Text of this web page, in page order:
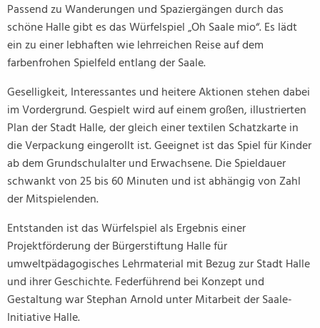
Passend zu Wanderungen und Spaziergängen durch das
schöne Halle gibt es das Würfelspiel „Oh Saale mio“. Es lädt
ein zu einer lebhaften wie lehrreichen Reise auf dem
farbenfrohen Spielfeld entlang der Saale.
Geselligkeit, Interessantes und heitere Aktionen stehen dabei
im Vordergrund. Gespielt wird auf einem großen, illustrierten
Plan der Stadt Halle, der gleich einer textilen Schatzkarte in
die Verpackung eingerollt ist. Geeignet ist das Spiel für Kinder
ab dem Grundschulalter und Erwachsene. Die Spieldauer
schwankt von 25 bis 60 Minuten und ist abhängig von Zahl
der Mitspielenden.
Entstanden ist das Würfelspiel als Ergebnis einer
Projektförderung der Bürgerstiftung Halle für
umweltpädagogisches Lehrmaterial mit Bezug zur Stadt Halle
und ihrer Geschichte. Federführend bei Konzept und
Gestaltung war Stephan Arnold unter Mitarbeit der Saale-
Initiative Halle.